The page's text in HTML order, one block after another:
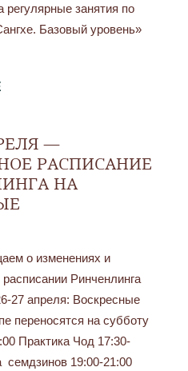
занятия по
Базовый уровень»
—
РАСПИСАНИЕ
НА
о изменениях и
Ринченлинга
27 апреля: Воскресные
переносятся на субботу
Практика Чод 17:30-
семдзинов 19:00-21:00